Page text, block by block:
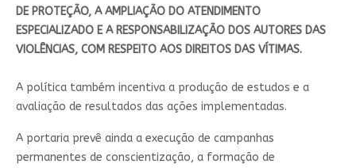
DE PROTEÇÃO, A AMPLIAÇÃO DO ATENDIMENTO
ESPECIALIZADO E A RESPONSABILIZAÇÃO DOS AUTORES DAS
VIOLÊNCIAS, COM RESPEITO AOS DIREITOS DAS VÍTIMAS.
A política também incentiva a produção de estudos e a
avaliação de resultados das ações implementadas.
A portaria prevê ainda a execução de campanhas
permanentes de conscientização, a formação de